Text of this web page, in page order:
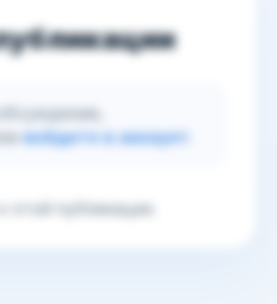
войдите в аккаунт
этой публикации.